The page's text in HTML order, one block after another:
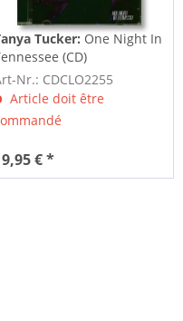
Tucker: One Night In
(CD)
Nr.: CDCLO2255
Article doit être
€ *